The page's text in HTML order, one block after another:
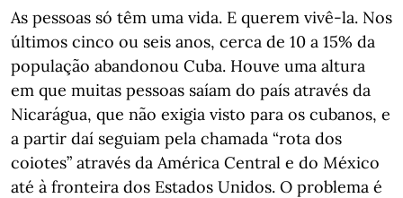
As pessoas só têm uma vida. E querem vivê-la. Nos
últimos cinco ou seis anos, cerca de 10 a 15% da
população abandonou Cuba. Houve uma altura
em que muitas pessoas saíam do país através da
Nicarágua, que não exigia visto para os cubanos, e
a partir daí seguiam pela chamada “rota dos
coiotes” através da América Central e do México
até à fronteira dos Estados Unidos. O problema é